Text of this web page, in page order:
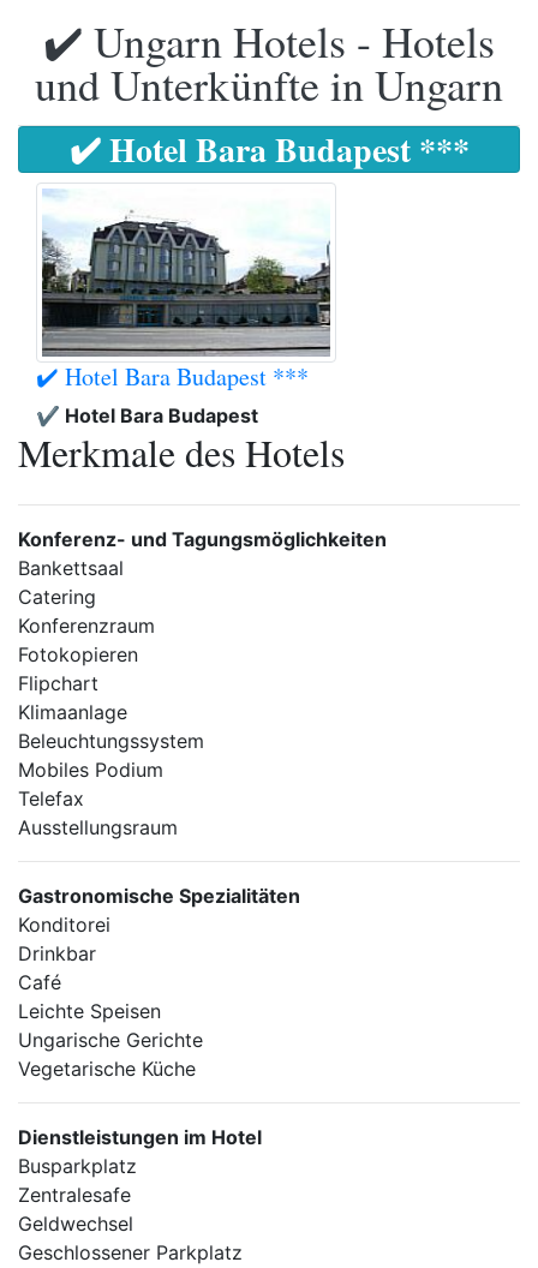
✔️ Ungarn Hotels - Hotels
und Unterkünfte in Ungarn
✔️ Hotel Bara Budapest ***
✔️ Hotel Bara Budapest ***
✔️ Hotel Bara Budapest
Merkmale des Hotels
Konferenz- und Tagungsmöglichkeiten
Bankettsaal
Catering
Konferenzraum
Fotokopieren
Flipchart
Klimaanlage
Beleuchtungssystem
Mobiles Podium
Telefax
Ausstellungsraum
Gastronomische Spezialitäten
Konditorei
Drinkbar
Café
Leichte Speisen
Ungarische Gerichte
Vegetarische Küche
Dienstleistungen im Hotel
Busparkplatz
Zentralesafe
Geldwechsel
Geschlossener Parkplatz